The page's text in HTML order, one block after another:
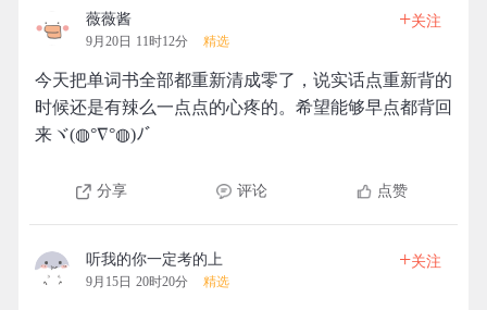
薇薇酱
9月20日 11时12分 精选
+关注
今天把单词书全部都重新清成零了，说实话点重新背的
时候还是有辣么一点点的心疼的。希望能够早点都背回
来ヾ(◍°∇°◍)ﾉﾞ
分享 评论 点赞
听我的你一定考的上
9月15日 20时20分 精选
+关注